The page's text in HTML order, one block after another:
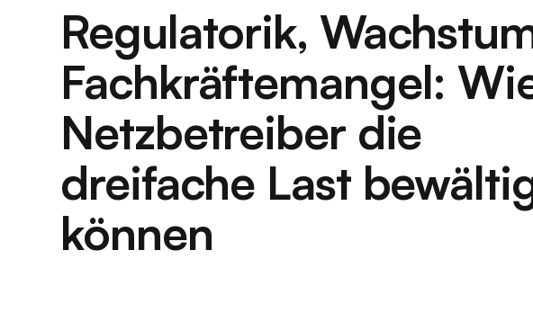
Regulatorik,
Fachkräftemangel:
Netzbetreiber die
dreifache Last
können